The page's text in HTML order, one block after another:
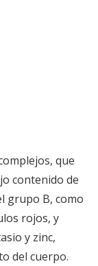
que
contenido de
grupo B, como
rojos, y
y zinc,
del cuerpo.